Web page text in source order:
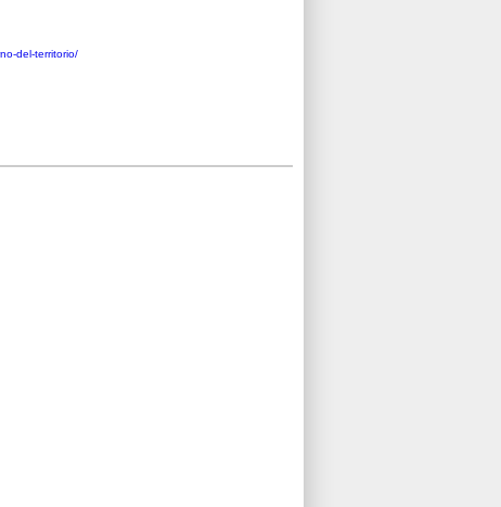
del-territorio/